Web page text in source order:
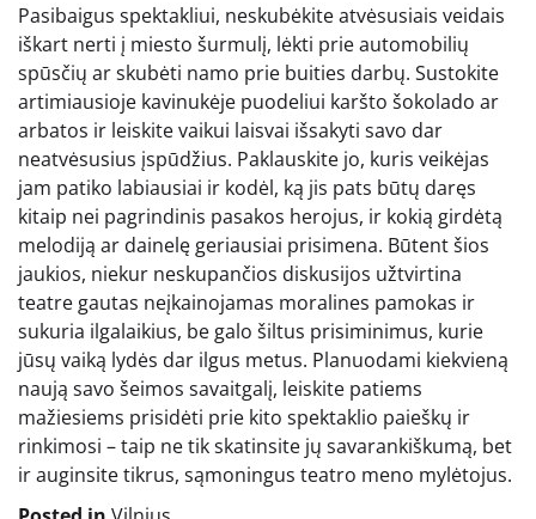
Pasibaigus spektakliui, neskubėkite atvėsusiais veidais
iškart nerti į miesto šurmulį, lėkti prie automobilių
spūsčių ar skubėti namo prie buities darbų. Sustokite
artimiausioje kavinukėje puodeliui karšto šokolado ar
arbatos ir leiskite vaikui laisvai išsakyti savo dar
neatvėsusius įspūdžius. Paklauskite jo, kuris veikėjas
jam patiko labiausiai ir kodėl, ką jis pats būtų daręs
kitaip nei pagrindinis pasakos herojus, ir kokią girdėtą
melodiją ar dainelę geriausiai prisimena. Būtent šios
jaukios, niekur neskupančios diskusijos užtvirtina
teatre gautas neįkainojamas moralines pamokas ir
sukuria ilgalaikius, be galo šiltus prisiminimus, kurie
jūsų vaiką lydės dar ilgus metus. Planuodami kiekvieną
naują savo šeimos savaitgalį, leiskite patiems
mažiesiems prisidėti prie kito spektaklio paieškų ir
rinkimosi – taip ne tik skatinsite jų savarankiškumą, bet
ir auginsite tikrus, sąmoningus teatro meno mylėtojus.